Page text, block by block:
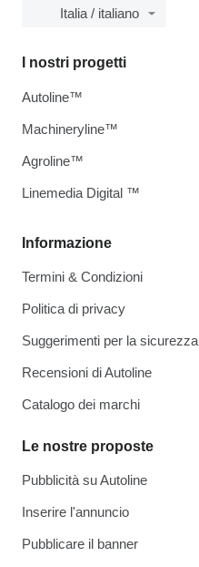
Italia / italiano
Informazione
Termini & Condizioni
Politica di privacy
Suggerimenti per la sicurezza
Recensioni di Autoline
Catalogo dei marchi
Le nostre proposte
Pubblicità su Autoline
Inserire l'annuncio
Pubblicare il banner
I nostri progetti
Autoline™
Machineryline™
Agroline™
Linemedia Digital ™